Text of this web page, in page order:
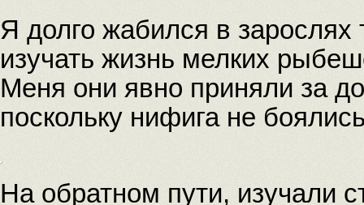
Я долго жабился в
изучать жизнь мелких
Меня они явно приняли за
поскольку нифига не
На обратном пути, изучали